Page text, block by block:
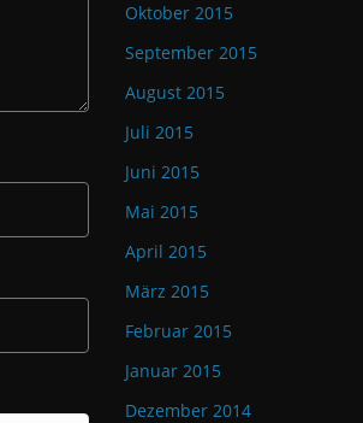
Oktober 2015
September 2015
August 2015
Juli 2015
Juni 2015
Mai 2015
April 2015
März 2015
Februar 2015
Januar 2015
Dezember 2014